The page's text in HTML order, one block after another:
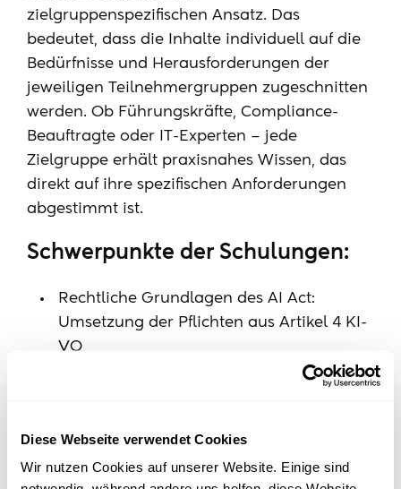
Diese Webseite verwendet Cookies
Wir nutzen Cookies auf unserer Website. Einige sind
zielgruppenspezifischen Ansatz. Das
bedeutet, dass die Inhalte individuell auf die
Bedürfnisse und Herausforderungen der
jeweiligen Teilnehmergruppen zugeschnitten
werden. Ob Führungskräfte, Compliance-
Beauftragte oder IT-Experten – jede
Zielgruppe erhält praxisnahes Wissen, das
direkt auf ihre spezifischen Anforderungen
abgestimmt ist.
Schwerpunkte der Schulungen:
Rechtliche Grundlagen des AI Act:
Umsetzung der Pflichten aus Artikel 4 KI-
VO
KI-Risikomanagement: Strategien zur
Umgang mit sensiblen Daten in KI-